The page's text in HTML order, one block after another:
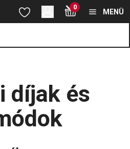
oldalon tartózkodik
fő tartalomhoz
a kereséshez
navigációhoz 0
MENÜ
díjak és